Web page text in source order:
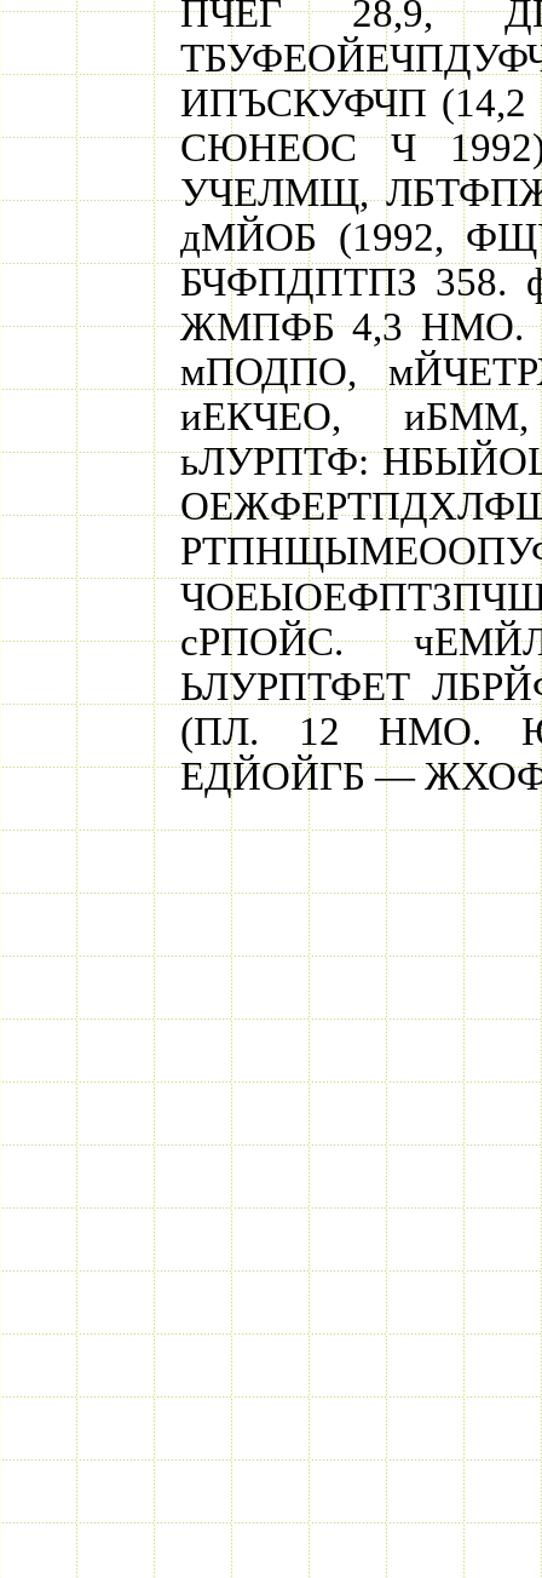
ПЧЕГ 28,9,
ИПЪСКУФЧП
СЮНЕОС Ч
УЧЕЛМЩ,
дМЙОБ (1992,
БЧФПДПТПЗ
ЖМПФБ 4,3 НМО.
мПОДПО,
иЕКЧЕО,
ьЛУРПТФ:
сРПОЙС.
ЬЛУРПТФЕТ
(ПЛ. 12 НМО.
ЕДЙОЙГБ —